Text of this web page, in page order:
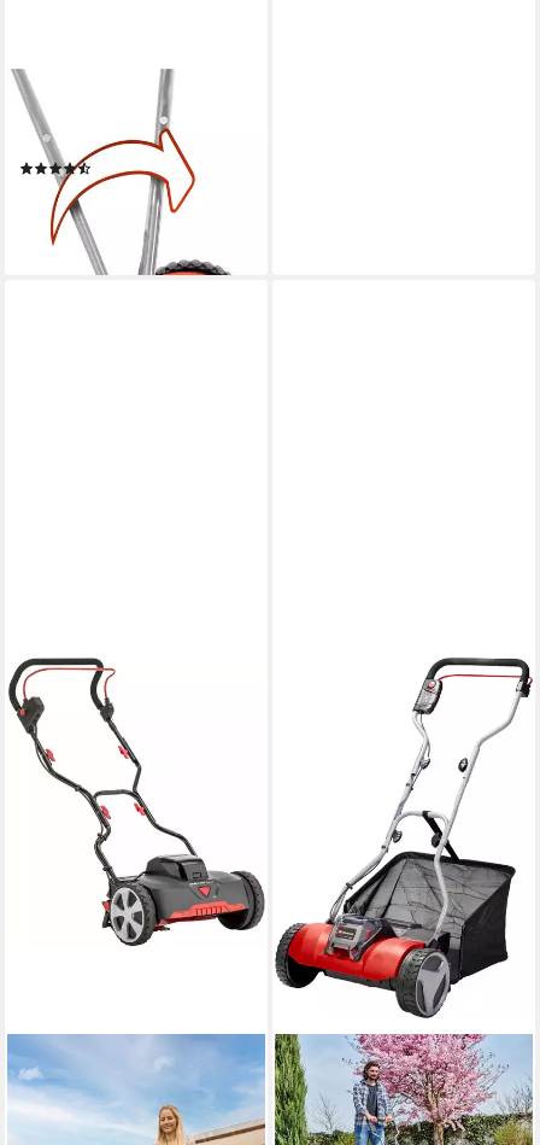
EINHELL
Spindelmäher GE-HM 38 S,
38 cm Schnittbreite
(49)
80,06 € UVP 103,95 €
-23%
lieferbar - in 3-4 Werktagen bei dir